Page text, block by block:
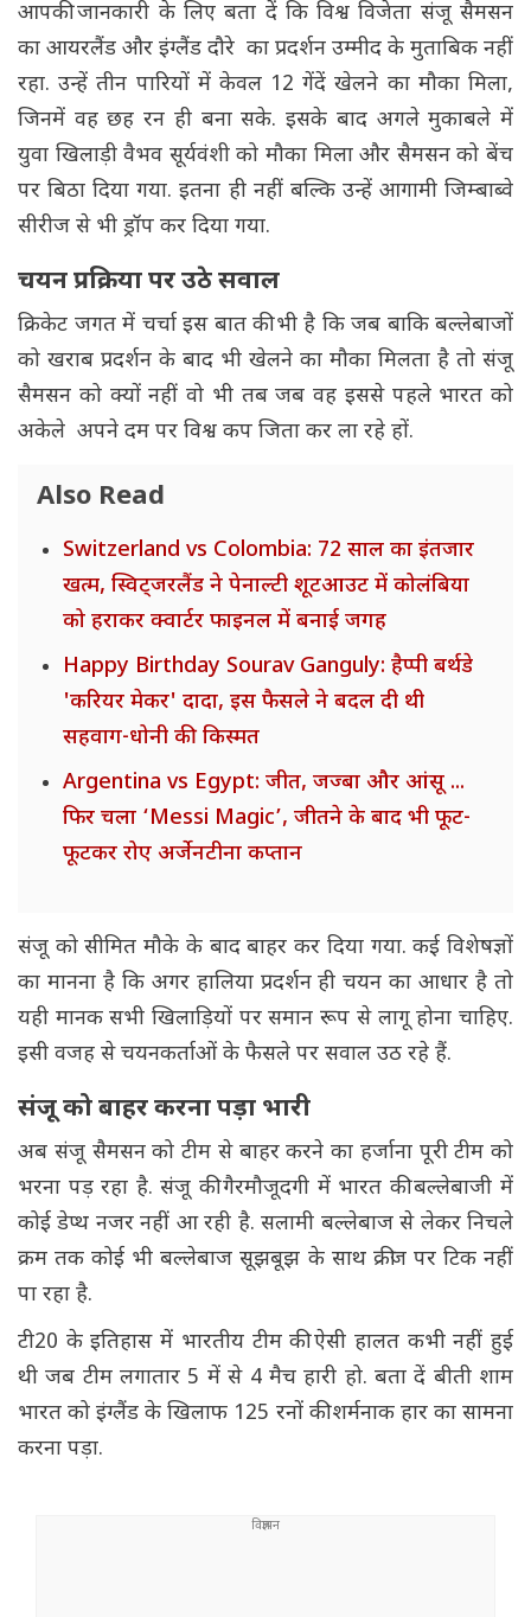
आपकी जानकारी के लिए बता दें कि विश्व विजेता संजू सैमसन
का आयरलैंड और इंग्लैंड दौरे का प्रदर्शन उम्मीद के मुताबिक नहीं
रहा. उन्हें तीन पारियों में केवल 12 गेंदें खेलने का मौका मिला,
जिनमें वह छह रन ही बना सके. इसके बाद अगले मुकाबले में
युवा खिलाड़ी वैभव सूर्यवंशी को मौका मिला और सैमसन को बेंच
पर बिठा दिया गया. इतना ही नहीं बल्कि उन्हें आगामी जिम्बाब्वे
सीरीज से भी ड्रॉप कर दिया गया.
चयन प्रक्रिया पर उठे सवाल
क्रिकेट जगत में चर्चा इस बात की भी है कि जब बाकि बल्लेबाजों
को खराब प्रदर्शन के बाद भी खेलने का मौका मिलता है तो संजू
सैमसन को क्यों नहीं वो भी तब जब वह इससे पहले भारत को
अकेले अपने दम पर विश्व कप जिता कर ला रहे हों.
Also Read
Switzerland vs Colombia: 72 साल का इंतजार
खत्म, स्विट्जरलैंड ने पेनाल्टी शूटआउट में कोलंबिया
को हराकर क्वार्टर फाइनल में बनाई जगह
Happy Birthday Sourav Ganguly: हैप्पी बर्थडे
'करियर मेकर' दादा, इस फैसले ने बदल दी थी
सहवाग-धोनी की किस्मत
Argentina vs Egypt: जीत, जज्बा और आंसू ...
फिर चला ‘Messi Magic’, जीतने के बाद भी फूट-
फूटकर रोए अर्जेनटीना कप्तान
संजू को सीमित मौके के बाद बाहर कर दिया गया. कई विशेषज्ञों
का मानना है कि अगर हालिया प्रदर्शन ही चयन का आधार है तो
यही मानक सभी खिलाड़ियों पर समान रूप से लागू होना चाहिए.
इसी वजह से चयनकर्ताओं के फैसले पर सवाल उठ रहे हैं.
संजू को बाहर करना पड़ा भारी
अब संजू सैमसन को टीम से बाहर करने का हर्जाना पूरी टीम को
भरना पड़ रहा है. संजू की गैरमौजूदगी में भारत की बल्लेबाजी में
कोई डेप्थ नजर नहीं आ रही है. सलामी बल्लेबाज से लेकर निचले
क्रम तक कोई भी बल्लेबाज सूझबूझ के साथ क्रीज पर टिक नहीं
पा रहा है.
टी20 के इतिहास में भारतीय टीम की ऐसी हालत कभी नहीं हुई
थी जब टीम लगातार 5 में से 4 मैच हारी हो. बता दें बीती शाम
भारत को इंग्लैंड के खिलाफ 125 रनों की शर्मनाक हार का सामना
करना पड़ा.